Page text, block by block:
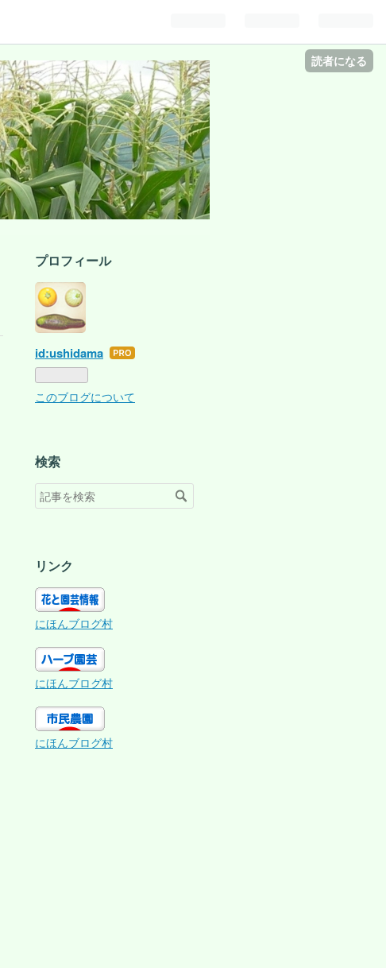
読者になる
プロフィール
id:ushidama はて
ログ
Pro
このブログについて
検索
リンク
にほんブログ村
にほんブログ村
にほんブログ村